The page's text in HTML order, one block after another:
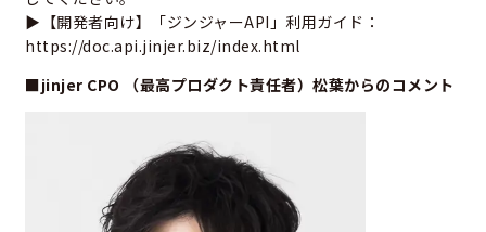
▶【開発者向け】「ジンジャーAPI」利用ガイド：
https://doc.api.jinjer.biz/index.html
■jinjer CPO （最高プロダクト責任者）松葉からのコメント